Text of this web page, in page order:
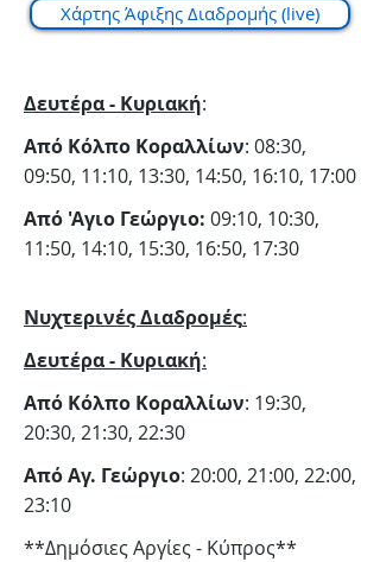
Χάρτης Άφιξης Διαδρομής (live)
Δευτέρα - Κυριακή:
Από Κόλπο Κοραλλίων: 08:30,
09:50, 11:10, 13:30, 14:50, 16:10, 17:00
Από 'Αγιο Γεώργιο: 09:10, 10:30,
11:50, 14:10, 15:30, 16:50, 17:30
Νυχτερινές Διαδρομές:
Δευτέρα - Κυριακή:
Από Κόλπο Κοραλλίων: 19:30,
20:30, 21:30, 22:30
Από Αγ. Γεώργιο: 20:00, 21:00, 22:00,
23:10
**Δημόσιες Αργίες - Κύπρος**